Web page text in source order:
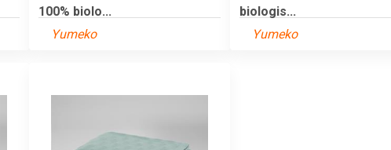
100% biolo...
Yumeko
biologis...
Yumeko